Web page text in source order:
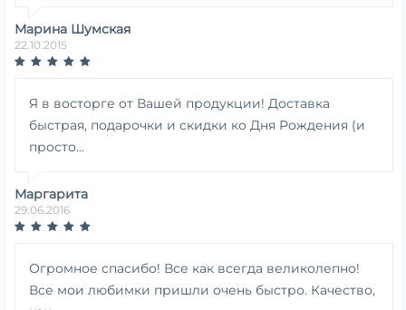
Марина Шумская
22.10.2015
Я в восторге от Вашей продукции! Доставка
быстрая, подарочки и скидки ко Дня Рождения (и
просто...
Маргарита
29.06.2016
Огромное спасибо! Все как всегда великолепно!
Все мои любимки пришли очень быстро. Качество,